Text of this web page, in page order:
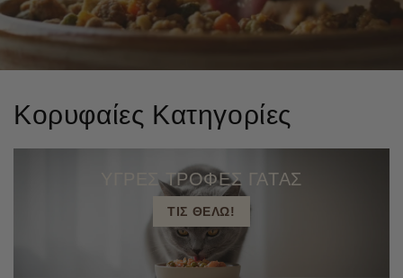
Κορυφαίες Κατηγορίες
ΥΓΡΕΣ ΤΡΟΦΕΣ ΓΑΤΑΣ
ΤΙΣ ΘΕΛΩ!